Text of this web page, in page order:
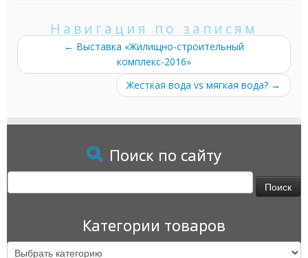
Навигация по записям
← Выставка «Жилищно-строительный
комплекс-2016»
Жесткая вода vs мягкая вода? →
Поиск по сайту
Найти:
Категории товаров